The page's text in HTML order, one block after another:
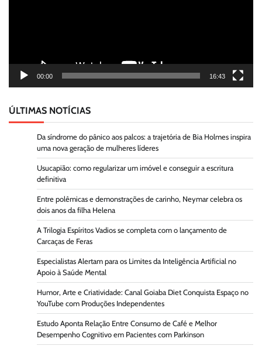
00:00 16:43
ÚLTIMAS NOTÍCIAS
Da síndrome do pânico aos palcos: a trajetória de Bia Holmes inspira
uma nova geração de mulheres líderes
Usucapião: como regularizar um imóvel e conseguir a escritura
definitiva
Entre polêmicas e demonstrações de carinho, Neymar celebra os
dois anos da filha Helena
A Trilogia Espíritos Vadios se completa com o lançamento de
Carcaças de Feras
Especialistas Alertam para os Limites da Inteligência Artificial no
Apoio à Saúde Mental
Humor, Arte e Criatividade: Canal Goiaba Diet Conquista Espaço no
YouTube com Produções Independentes
Estudo Aponta Relação Entre Consumo de Café e Melhor
Desempenho Cognitivo em Pacientes com Parkinson